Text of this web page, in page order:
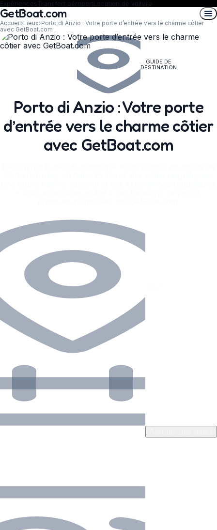
ExpériencesTransfert aéroportLocation de voiture
GetBoat.com
Accueil›Lieux›Porto di Anzio : Votre porte d’entrée vers le charme côtier
avec GetBoat.com
GUIDE DE
DESTINATION
Porto di Anzio : Votre porte
d’entrée vers le charme côtier
avec GetBoat.com